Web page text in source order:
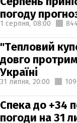
погоду
1 серпня, 08:00 844
"Тепловий
довго
Україні
31 липня, 20:00
Спека до +34
погоди на 31